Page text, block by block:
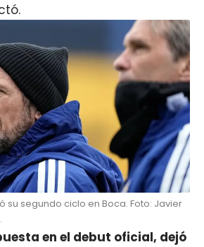
su segundo ciclo en Boca. Foto: Javier
en el debut oficial, dejó